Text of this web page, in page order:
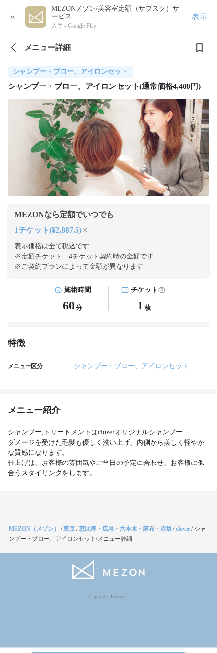
×
MEZONメゾン/美容室定額（サブスク）サ
ービス
入手 - Google Play
表示
メニュー詳細
シャンプー・ブロー、アイロンセット
シャンプー・ブロー、アイロンセット(通常価格4,400円)
MEZONなら定額でいつでも
1チケット(¥2,887.5) ※
表示価格は全て税込です
※定額チケット 4チケット契約時の金額です
※ご契約プランによって金額が異なります
施術時間
60 分
チケット
1 枚
特徴
メニュー区分 シャンプー・ブロー、アイロンセット
メニュー紹介
シャンプー,トリートメントはcloverオリジナルシャンプー
ダメージを受けた毛髪も優しく洗い上げ、内側から美しく軽やか
な質感になります。
仕上げは、お客様の雰囲気やご当日の予定に合わせ、お客様に似
合うスタイリングをします。
MEZON（メゾン） /東京/恵比寿・広尾・六本木・麻布・赤坂/clover/ シャ
ンプー・ブロー、アイロンセット/メニュー詳細
Copyright Jocy inc.